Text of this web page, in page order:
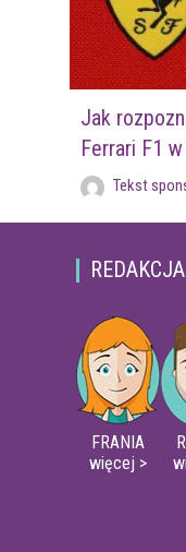
Jak
Ferrari F1
Tekst
REDAKCJA
FRANIA
więcej >